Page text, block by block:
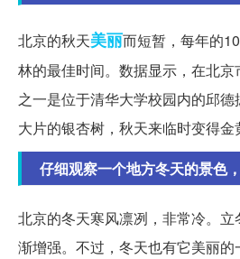
北京的秋天美丽而短暂，每年的
林的最佳时间。数据显示，在北
之一是位于清华大学校园内的邱
大片的银杏树，秋天来临时变得金
仔细观察一个地方冬天的景色
北京的冬天寒风凛冽，非常冷。
渐增强。不过，冬天也有它美丽